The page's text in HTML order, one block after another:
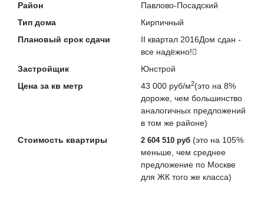
Район
Павлово-Посадский
Тип дома
Кирпичный
Плановый срок сдачи
II квартал 2016Дом сдан -
все надёжно!
Застройщик
Юнстрой
Цена за кв метр
43 000 руб/м2(это на 8%
дороже , чем большинство
аналогичных предложений
в том же районе)
Стоимость квартиры
2 604 510 руб (это на 105%
меньше , чем среднее
предложение по Москве
для ЖК того же класса)